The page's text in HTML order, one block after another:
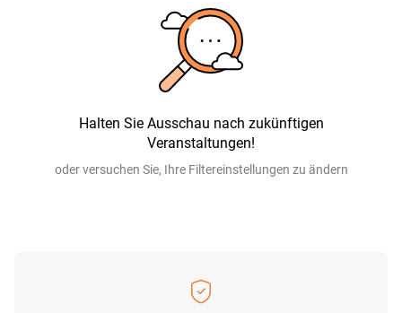
Halten Sie Ausschau nach zukünftigen
Veranstaltungen!
oder versuchen Sie, Ihre Filtereinstellungen zu ändern